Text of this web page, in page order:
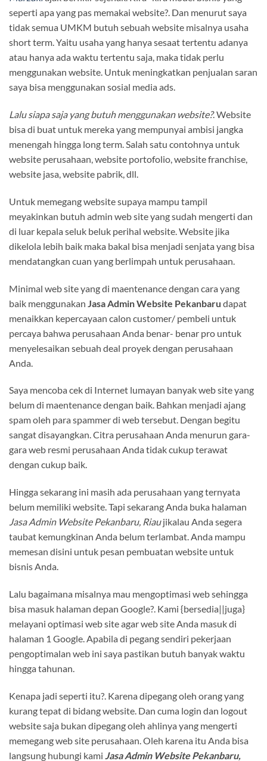
seperti apa yang pas memakai website?. Dan menurut saya
tidak semua UMKM butuh sebuah website misalnya usaha
short term. Yaitu usaha yang hanya sesaat tertentu adanya
atau hanya ada waktu tertentu saja, maka tidak perlu
menggunakan website. Untuk meningkatkan penjualan saran
saya bisa menggunakan sosial media ads.
Lalu siapa saja yang butuh menggunakan website?. Website
bisa di buat untuk mereka yang mempunyai ambisi jangka
menengah hingga long term. Salah satu contohnya untuk
website perusahaan, website portofolio, website franchise,
website jasa, website pabrik, dll.
Untuk memegang website supaya mampu tampil
meyakinkan butuh admin web site yang sudah mengerti dan
di luar kepala seluk beluk perihal website. Website jika
dikelola lebih baik maka bakal bisa menjadi senjata yang bisa
mendatangkan cuan yang berlimpah untuk perusahaan.
Minimal web site yang di maentenance dengan cara yang
baik menggunakan Jasa Admin Website Pekanbaru dapat
menaikkan kepercayaan calon customer/ pembeli untuk
percaya bahwa perusahaan Anda benar- benar pro untuk
menyelesaikan sebuah deal proyek dengan perusahaan
Anda.
Saya mencoba cek di Internet lumayan banyak web site yang
belum di maentenance dengan baik. Bahkan menjadi ajang
spam oleh para spammer di web tersebut. Dengan begitu
sangat disayangkan. Citra perusahaan Anda menurun gara-
gara web resmi perusahaan Anda tidak cukup terawat
dengan cukup baik.
Hingga sekarang ini masih ada perusahaan yang ternyata
belum memiliki website. Tapi sekarang Anda buka halaman
Jasa Admin Website Pekanbaru, Riaujikalau Anda segera
taubat kemungkinan Anda belum terlambat. Anda mampu
memesan disini untuk pesan pembuatan website untuk
bisnis Anda.
Lalu bagaimana misalnya mau mengoptimasi web sehingga
bisa masuk halaman depan Google?. Kami {bersedia||juga}
melayani optimasi web site agar web site Anda masuk di
halaman 1 Google. Apabila di pegang sendiri pekerjaan
pengoptimalan web ini saya pastikan butuh banyak waktu
hingga tahunan.
Kenapa jadi seperti itu?. Karena dipegang oleh orang yang
kurang tepat di bidang website. Dan cuma login dan logout
website saja bukan dipegang oleh ahlinya yang mengerti
memegang web site perusahaan. Oleh karena itu Anda bisa
langsung hubungi kami Jasa Admin Website Pekanbaru,